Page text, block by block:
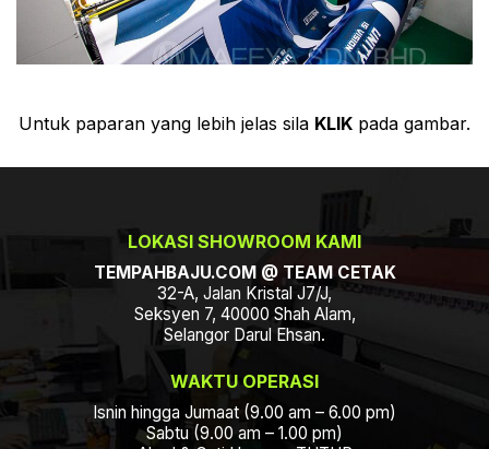
Untuk paparan yang lebih jelas sila KLIK pada gambar.
LOKASI SHOWROOM KAMI
TEMPAHBAJU.COM @ TEAM CETAK
32-A, Jalan Kristal J7/J,
Seksyen 7, 40000 Shah Alam,
Selangor Darul Ehsan.
WAKTU OPERASI
Isnin hingga Jumaat (9.00 am – 6.00 pm)
Sabtu (9.00 am – 1.00 pm)